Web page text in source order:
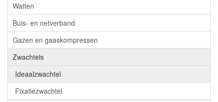
Watten
Buis- en netverband
Gazen en gaaskompressen
Zwachtels
Ideaalzwachtel
Fixatiezwachtel